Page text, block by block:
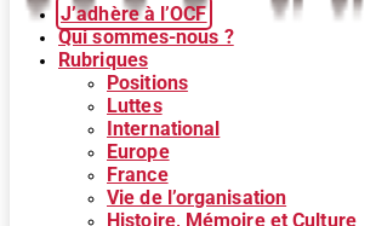
J’adhère à l’OCF
Qui sommes-nous ?
Rubriques
Positions
Luttes
International
Europe
France
Vie de l’organisation
Histoire, Mémoire et Culture